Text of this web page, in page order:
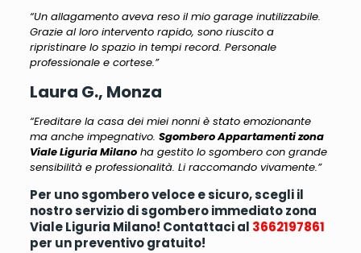
“Un allagamento aveva reso il mio garage inutilizzabile.
Grazie al loro intervento rapido, sono riuscito a
ripristinare lo spazio in tempi record. Personale
professionale e cortese.”
Laura G., Monza
“Ereditare la casa dei miei nonni è stato emozionante
ma anche impegnativo. Sgombero Appartamenti zona
Viale Liguria Milanoha gestito lo sgombero con grande
sensibilità e professionalità. Li raccomando vivamente.”
Per uno sgombero veloce e sicuro, scegli il
nostro servizio di sgombero immediato zona
Viale Liguria Milano! Contattaci al 3662197861
per un preventivo gratuito!